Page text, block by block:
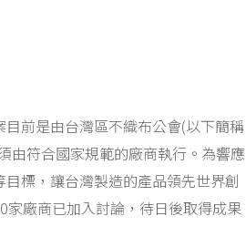
前是由台灣區不織布公會(以下簡稱
由符合國家規範的廠商執行。為響應
標，讓台灣製造的產品領先世界創
廠商已加入討論，待日後取得成果